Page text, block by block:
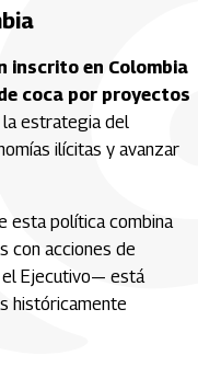
inscrito en Colombia
coca por proyectos
estrategia del
ilícitas y avanzar
esta política combina
con acciones de
el Ejecutivo— está
históricamente